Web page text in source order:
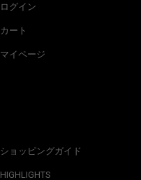
ログイン
カート
マイページ
ショッピングガイド
HIGHLIGHTS